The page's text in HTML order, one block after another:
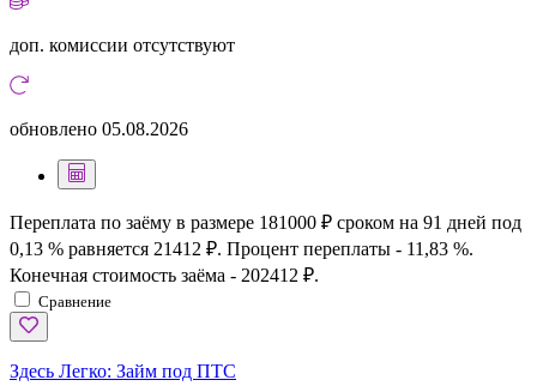
доп. комиссии отсутствуют
обновлено 05.08.2026
Переплата по заёму в размере 181000 ₽ сроком на 91 дней под
0,13 % равняется 21412 ₽. Процент переплаты - 11,83 %.
Конечная стоимость заёма - 202412 ₽.
Сравнение
Здесь Легко: Займ под ПТС